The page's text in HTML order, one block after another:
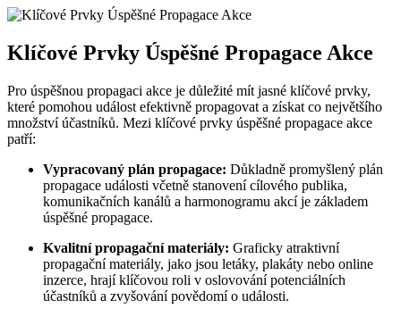
Klíčové Prvky Úspěšné Propagace⁢ Akce
Pro úspěšnou propagaci akce je důležité mít‌ jasné klíčové ‌prvky,
které⁢ pomohou událost efektivně propagovat a získat co ‍největšího
množství účastníků. Mezi ⁣klíčové prvky úspěšné propagace akce
⁤patří:
Vypracovaný plán propagace: Důkladně promyšlený plán‌
propagace ​události včetně stanovení cílového publika,
komunikačních kanálů a harmonogramu akcí⁣ je ‍základem
úspěšné ⁣propagace.
Kvalitní propagační materiály: Graficky⁢ atraktivní‍
propagační materiály,⁤ jako jsou⁣ letáky, plakáty nebo online
inzerce, hrají klíčovou roli v oslovování potenciálních
účastníků a zvyšování povědomí o události.